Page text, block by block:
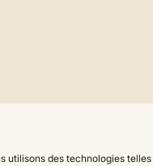
utilisons des technologies